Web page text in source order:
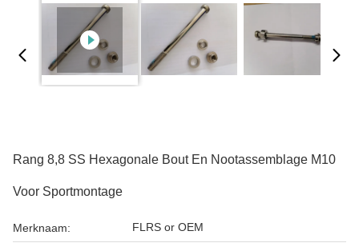
Rang 8,8 SS Hexagonale Bout En Nootassemblage M10
Voor Sportmontage
Merknaam: FLRS or OEM